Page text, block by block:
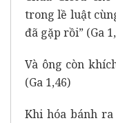
trong lề luật
đã gặp rồi” (Ga
Và ông còn
(Ga 1,46)
Khi hóa bánh